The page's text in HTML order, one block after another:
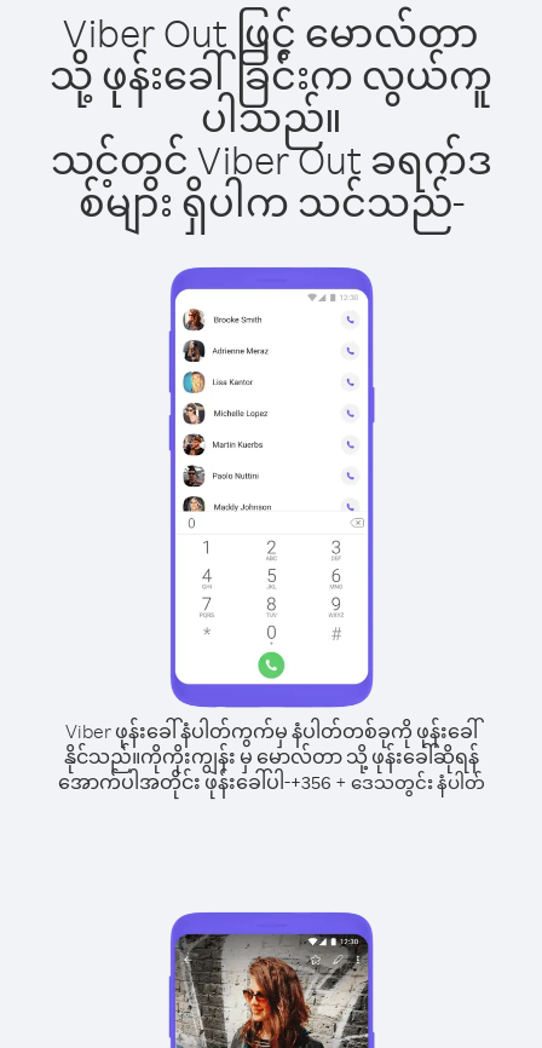
Viber Out ဖြင့် မောလ်တာ
သို့ ဖုန်းခေါ်ခြင်းက လွယ်ကူ
ပါသည်။
သင့်တွင် Viber Out ခရက်ဒ
စ်များ ရှိပါက သင်သည်-
Viber ဖုန်းခေါ်နံပါတ်ကွက်မှ နံပါတ်တစ်ခုကို ဖုန်းခေါ်
နိုင်သည်။ကိုကိုးကျွန်း မှ မောလ်တာ သို့ ဖုန်းခေါ်ဆိုရန်
အောက်ပါအတိုင်း ဖုန်းခေါ်ပါ-+356 + ဒေသတွင်း နံပါတ်